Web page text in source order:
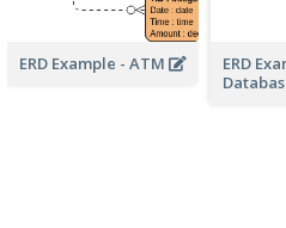
ERD Example - ATM
ERD